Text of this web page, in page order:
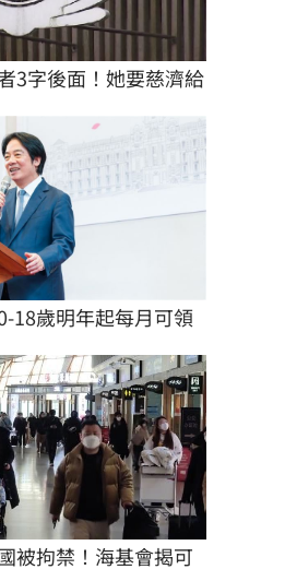
3字後面！她要慈濟給
18歲明年起每月可領
被拘禁！海基會揭可